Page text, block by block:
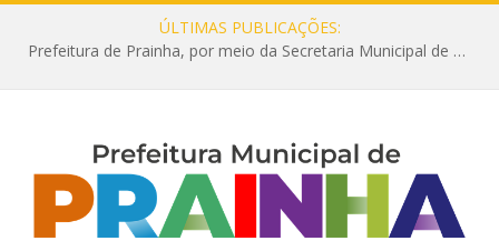
ÚLTIMAS PUBLICAÇÕES:
Prefeitura de Prainha, por meio da Secretaria Municipal de Educação, abre 354 vagas na área da Educação para 2025 com processo seletivo simplificado